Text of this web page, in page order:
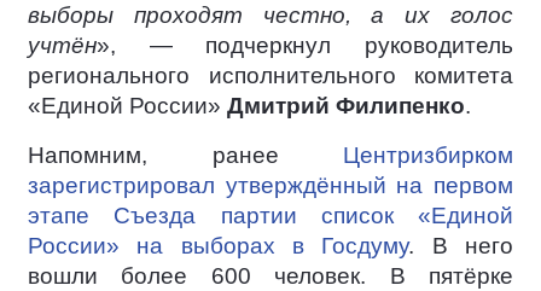
выборы проходят честно, а их голос
учтён», — подчеркнул руководитель
регионального исполнительного комитета
«Единой России» Дмитрий Филипенко.
Напомним, ранее Центризбирком
зарегистрировал утверждённый на первом
этапе Съезда партии список «Единой
России» на выборах в Госдуму. В него
вошли более 600 человек. В пятёрке